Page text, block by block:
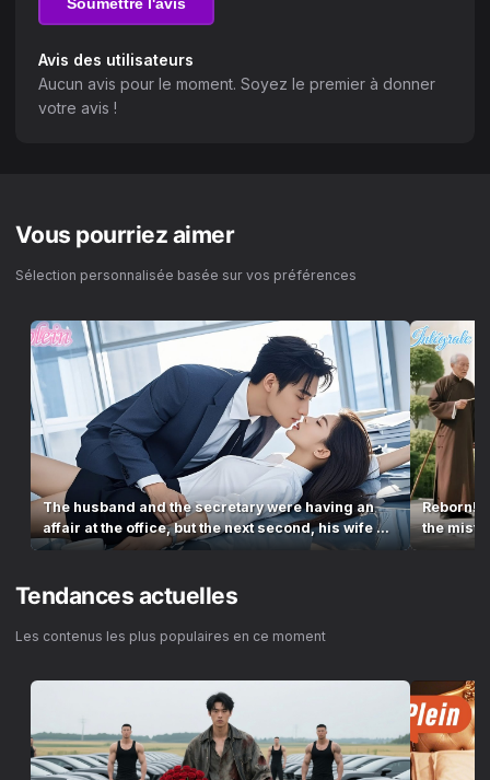
Soumettre l'avis
Avis des utilisateurs
Aucun avis pour le moment. Soyez le premier à donner
votre avis !
Vous pourriez aimer
Sélection personnalisée basée sur vos préférences
The husband and the secretary were having an
affair at the office, but the next second, his wife ...
Reborn!
the
Tendances actuelles
Les contenus les plus populaires en ce moment